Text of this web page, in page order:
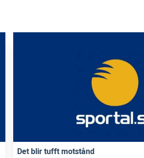
Det blir tufft motstånd